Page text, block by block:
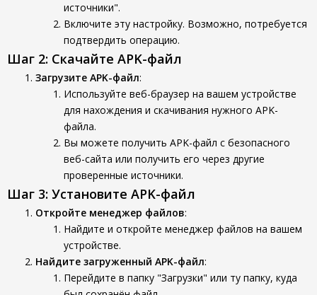
источники".
Включите эту настройку. Возможно, потребуется
подтвердить операцию.
Шаг 2: Скачайте APK-файл
Загрузите APK-файл:
Используйте веб-браузер на вашем устройстве
для нахождения и скачивания нужного APK-
файла.
Вы можете получить APK-файл с безопасного
веб-сайта или получить его через другие
проверенные источники.
Шаг 3: Установите APK-файл
Откройте менеджер файлов:
Найдите и откройте менеджер файлов на вашем
устройстве.
Найдите загруженный APK-файл:
Перейдите в папку "Загрузки" или ту папку, куда